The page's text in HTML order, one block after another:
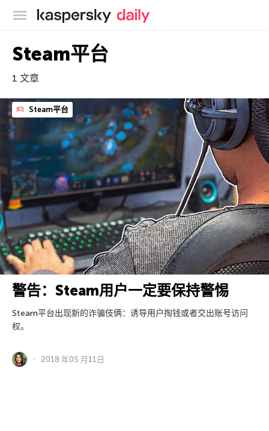
卡巴斯基官方博客
Steam平台
1 文章
Steam平台
警告：Steam用户一定要保持警惕
Steam平台出现新的诈骗伎俩：诱导用户掏钱或者交出账号访问
权。
2018 年05 月11日